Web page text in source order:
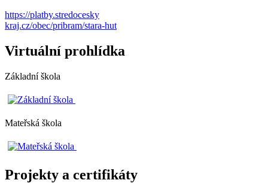
https://platby.stredocesky
kraj.cz/obec/pribram/stara-hut
Virtuální prohlídka
Základní škola
Mateřská škola
Projekty a certifikáty